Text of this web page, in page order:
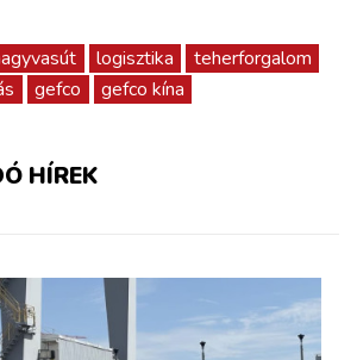
logisztika
teherforgalom
gefco gefco kína
HÍREK